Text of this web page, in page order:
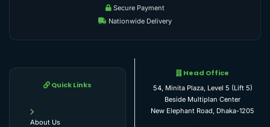
Secure Payment
Nationwide Delivery
Quick Links
About Us
Head Office
54, Minita Plaza, Level 5 (Lift 5)
Beside Multiplan Center
New Elephant Road, Dhaka-1205